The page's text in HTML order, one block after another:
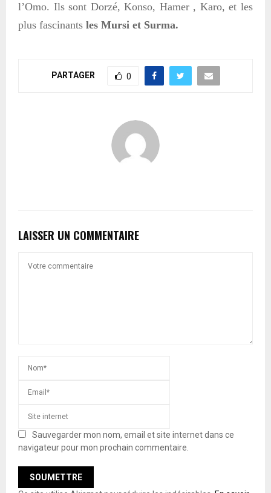
l’Omo. Ils sont Dorzé, Konso, Hamer , Karo, et les
plus fascinants les Mursi et Surma.
PARTAGER 0
LAISSER UN COMMENTAIRE
Sauvegarder mon nom, email et site internet dans ce
navigateur pour mon prochain commentaire.